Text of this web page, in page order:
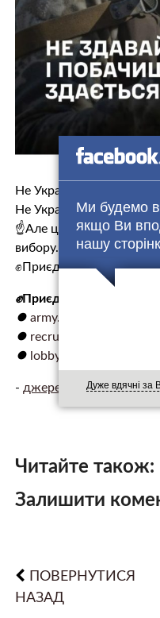
Ми будемо
якщо Ви
нашу
Дуже вдячні за
Не Україна відкрила
Не Україна першою
☝️Але це не означає, що
вибору.
✊Приєднуйся до
✊Приєднуйся до
⏺️ army.gov.ua/
⏺️ recruiting.mod.gov.ua/
⏺️ lobbyx.army/
- джерело.
Читайте також:
Залишити
ПОВЕРНУТИСЯ
НАЗАД